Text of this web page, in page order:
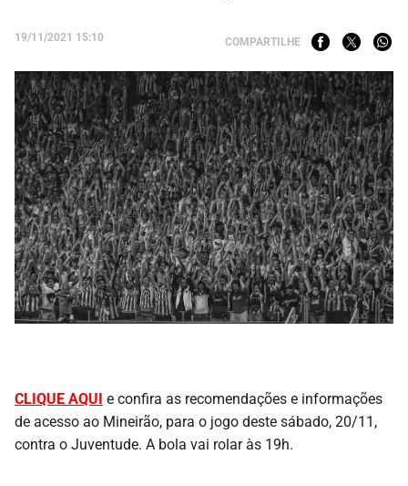
19/11/2021 15:10 COMPARTILHE
CLIQUE AQUI e confira as recomendações e informações
de acesso ao Mineirão, para o jogo deste sábado, 20/11,
contra o Juventude. A bola vai rolar às 19h.